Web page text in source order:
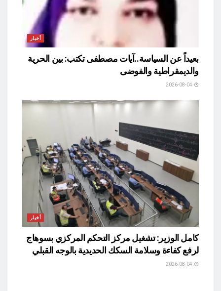
أخبار
بعيداً عن السياسة..آيات مصطفى تكتب: بين الحرية
والديمقراطية والفوضى
أخبار
كامل الوزير: تشغيل مركز التحكم المركزي بسوهاج
لرفع كفاءة وسلامة السكك الحديدية بالوجه القبلي